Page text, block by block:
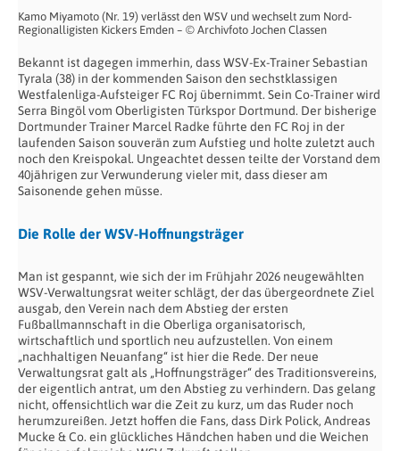
Kamo Miyamoto (Nr. 19) verlässt den WSV und wechselt zum Nord-
Regionalligisten Kickers Emden – © Archivfoto Jochen Classen
Bekannt ist dagegen immerhin, dass WSV-Ex-Trainer Sebastian
Tyrala (38) in der kommenden Saison den sechstklassigen
Westfalenliga-Aufsteiger FC Roj übernimmt. Sein Co-Trainer wird
Serra Bingöl vom Oberligisten Türkspor Dortmund. Der bisherige
Dortmunder Trainer Marcel Radke führte den FC Roj in der
laufenden Saison souverän zum Aufstieg und holte zuletzt auch
noch den Kreispokal. Ungeachtet dessen teilte der Vorstand dem
40jährigen zur Verwunderung vieler mit, dass dieser am
Saisonende gehen müsse.
Die Rolle der WSV-Hoffnungsträger
Man ist gespannt, wie sich der im Frühjahr 2026 neugewählten
WSV-Verwaltungsrat weiter schlägt, der das übergeordnete Ziel
ausgab, den Verein nach dem Abstieg der ersten
Fußballmannschaft in die Oberliga organisatorisch,
wirtschaftlich und sportlich neu aufzustellen. Von einem
„nachhaltigen Neuanfang“ ist hier die Rede. Der neue
Verwaltungsrat galt als „Hoffnungsträger“ des Traditionsvereins,
der eigentlich antrat, um den Abstieg zu verhindern. Das gelang
nicht, offensichtlich war die Zeit zu kurz, um das Ruder noch
herumzureißen. Jetzt hoffen die Fans, dass Dirk Polick, Andreas
Mucke & Co. ein glückliches Händchen haben und die Weichen